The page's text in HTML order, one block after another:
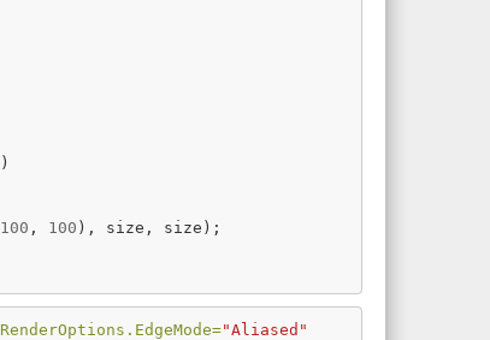
)
100 , 100 ), size , size );
RenderOptions.EdgeMode="Aliased"